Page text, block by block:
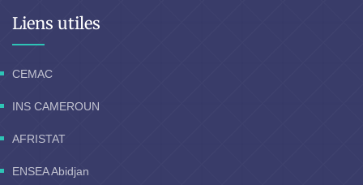
Liens utiles
CEMAC
INS CAMEROUN
AFRISTAT
ENSEA Abidjan